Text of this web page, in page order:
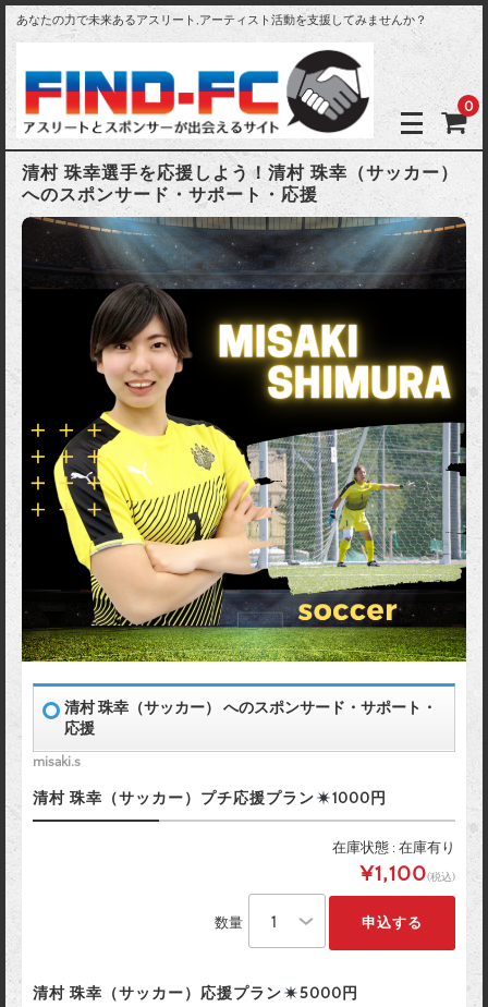
あなたの力で未来あるアスリート,アーティスト活動を支援してみませんか？
0
清村 珠幸選手を応援しよう！清村 珠幸（サッカー）
へのスポンサード・サポート・応援
清村 珠幸（サッカー） へのスポンサード・サポート・
応援
misaki.s
清村 珠幸（サッカー）プチ応援プラン 1000円
在庫状態 : 在庫有り
¥1,100(税込)
数量
清村 珠幸（サッカー）応援プラン 5000円